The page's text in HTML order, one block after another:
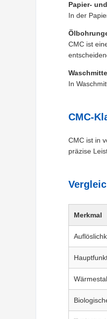
Papier-
In der
CMC ist
In
CMC-
CMC ist in
präzise
Merkmal